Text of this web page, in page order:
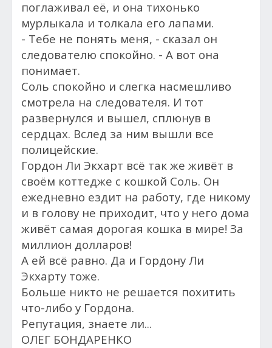
поглаживал её, и она тихонько
мурлыкала и толкала его лапами.
- Тебе не понять меня, - сказал он
следователю спокойно. - А вот она
понимает.
Соль спокойно и слегка насмешливо
смотрела на следователя. И тот
развернулся и вышел, сплюнув в
сердцах. Вслед за ним вышли все
полицейские.
Гордон Ли Экхарт всё так же живёт в
своём коттедже с кошкой Соль. Он
ежедневно ездит на работу, где никому
и в голову не приходит, что у него дома
живёт самая дорогая кошка в мире! За
миллион долларов!
А ей всё равно. Да и Гордону Ли
Экхарту тоже.
Больше никто не решается похитить
что-либо у Гордона.
Репутация, знаете ли...
ОЛЕГ БОНДАРЕНКО